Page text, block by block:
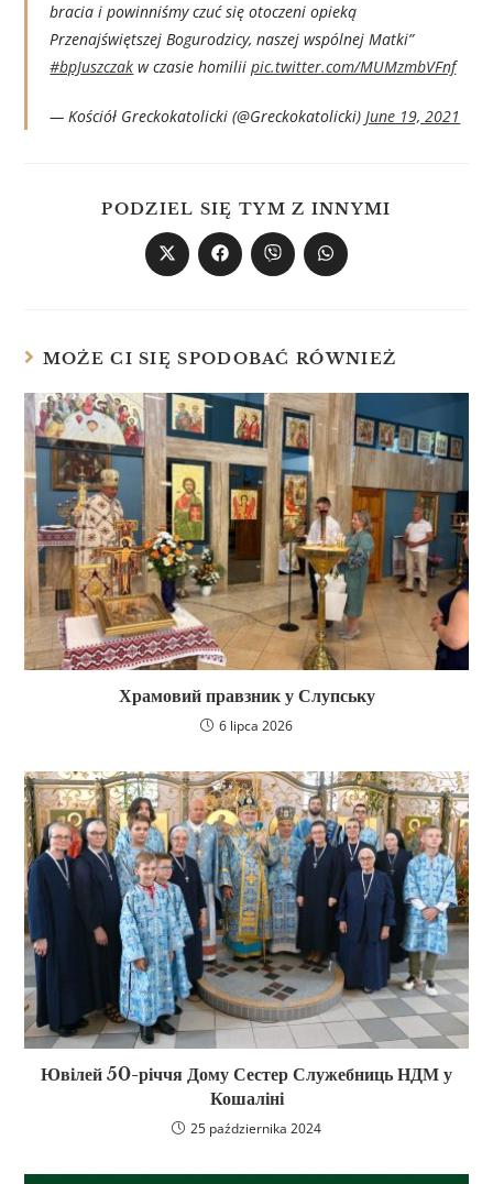
bracia i powinniśmy czuć się otoczeni opieką
Przenajświętszej Bogurodzicy, naszej wspólnej Matki”
#bpJuszczak w czasie homiliipic.twitter.com/MUMzmbVFnf
— Kościół Greckokatolicki (@Greckokatolicki)June 19, 2021
PODZIEL SIĘ TYM Z INNYMI
MOŻE CI SIĘ SPODOBAĆ RÓWNIEŻ
Храмовий правзник у Слупську
6 lipca 2026
Ювілей 50-річчя Дому Сестер Служебниць НДМ у
Кошаліні
25 października 2024